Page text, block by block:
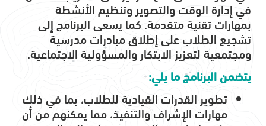
في إدارة الوقت والتصوير وتنظيم الأنشطة
بمهارات تقنية متقدمة. كما يسعى البرنامج إلى
تشجيع الطلاب على إطلاق مبادرات مدرسية
ومجتمعية لتعزيز الابتكار والمسؤولية الاجتماعية.
يتضمن البرنامج ما يلي:
تطوير القدرات القيادية للطلاب، بما في ذلك
مهارات الإشراف والتنفيذ، مما يمكنهم من أن